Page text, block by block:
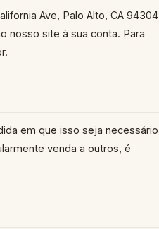
Ave, Palo Alto, CA 94304,
nosso site à sua conta. Para
em que isso seja necessário
venda a outros, é